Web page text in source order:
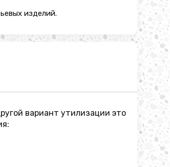
изделий.
вариант утилизации это